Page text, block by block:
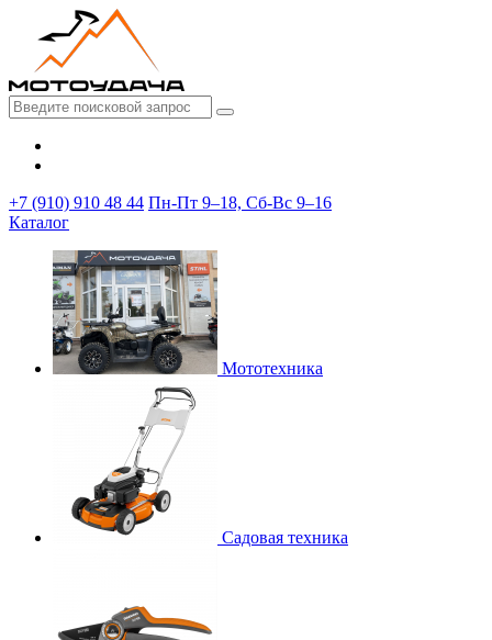
+7 (910) 910 48 44 Пн-Пт 9–18, Сб-Вс 9–16
Каталог
Мототехника
Садовая техника